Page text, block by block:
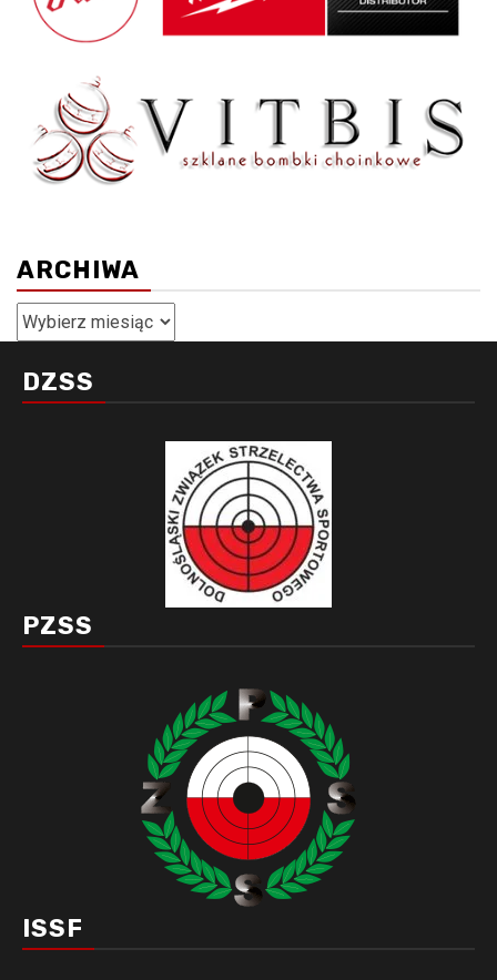
ARCHIWA
Archiwa
DZSS
PZSS
ISSF